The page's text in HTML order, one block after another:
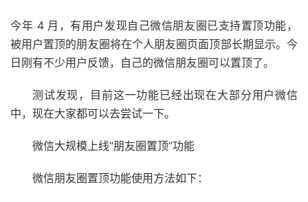
今年 4 月，有用户发现自己微信朋友圈已支持置顶功能，
被用户置顶的朋友圈将在个人朋友圈页面顶部长期显示。今
日刚有不少用户反馈，自己的微信朋友圈可以置顶了。
测试发现，目前这一功能已经出现在大部分用户微信
中，现在大家都可以去尝试一下。
微信大规模上线“朋友圈置顶”功能
微信朋友圈置顶功能使用方法如下：